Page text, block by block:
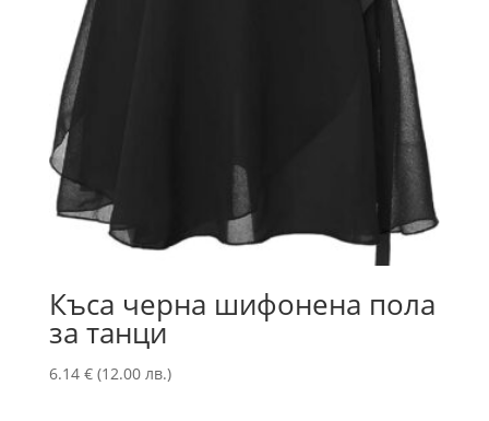
Къса черна шифонена пола
за танци
6.14 € (12.00 лв.)